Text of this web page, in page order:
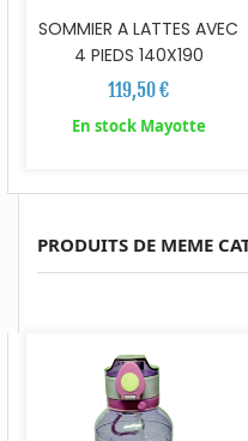
SOMMIER A LATTES AVEC
4 PIEDS 140X190
119,50 €
En stock Mayotte
PRODUITS DE MEME